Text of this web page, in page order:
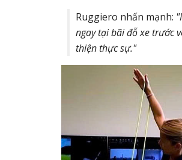
Ruggiero nhấn mạnh:
ngay tại bãi đỗ xe trước
thiện thực sự."